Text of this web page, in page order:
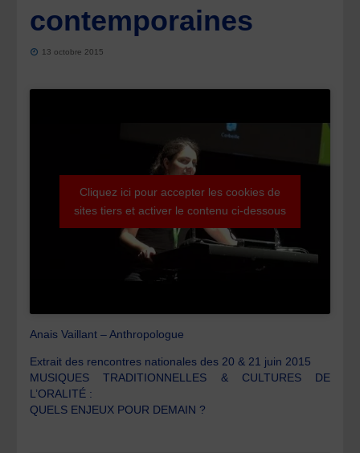
contemporaines
13 octobre 2015
Cliquez ici pour accepter les cookies de
sites tiers et activer le contenu ci-dessous
Anais Vaillant – Anthropologue
Extrait des rencontres nationales des 20 & 21 juin 2015
MUSIQUES TRADITIONNELLES & CULTURES DE
L’ORALITÉ :
QUELS ENJEUX POUR DEMAIN ?